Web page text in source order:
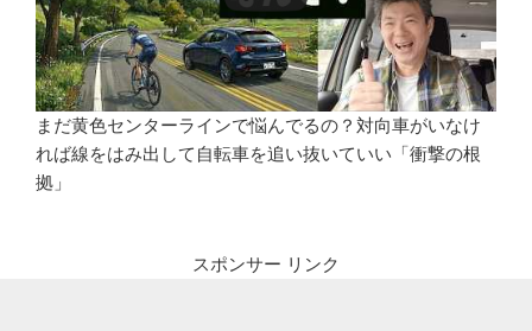
まだ黄色センターラインで悩んでるの？対向車がいなけ
れば線をはみ出して自転車を追い抜いていい「衝撃の根
拠」
スポンサー リンク